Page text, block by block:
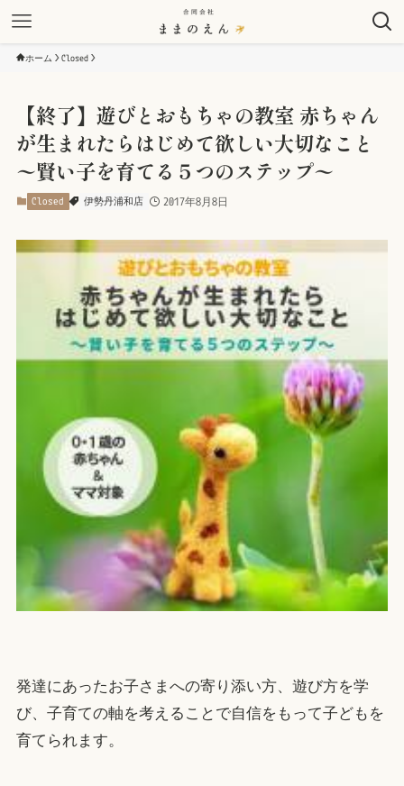
ホーム Closed
【終了】遊びとおもちゃの教室 赤ちゃん
が生まれたらはじめて欲しい大切なこと
〜賢い子を育てる５つのステップ〜
Closed 伊勢丹浦和店 2017年8月8日
発達にあったお子さまへの寄り添い方、遊び方を学
び、子育ての軸を考えることで自信をもって子どもを
育てられます。